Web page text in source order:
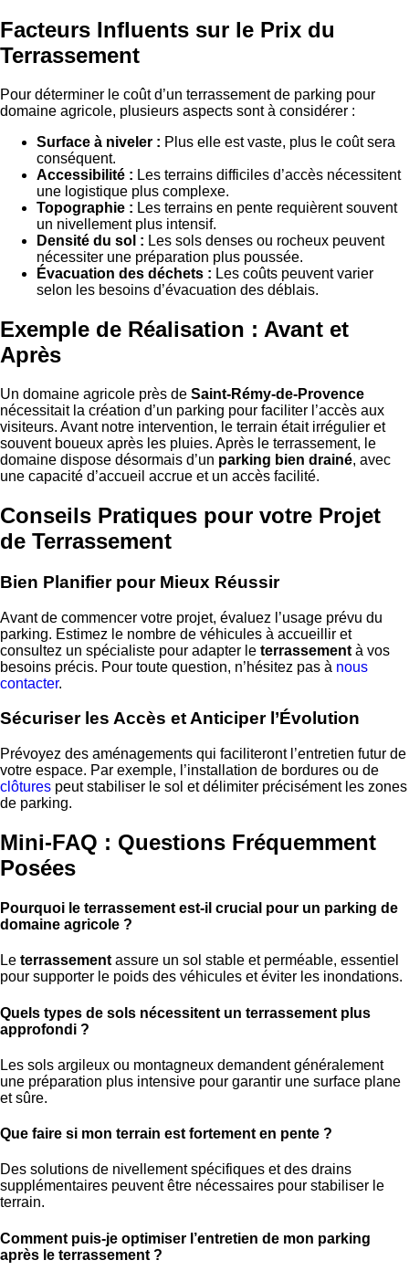
Facteurs Influents sur le Prix du
Terrassement
Pour déterminer le coût d’un terrassement de parking pour
domaine agricole, plusieurs aspects sont à considérer :
Surface à niveler : Plus elle est vaste, plus le coût sera
conséquent.
Accessibilité : Les terrains difficiles d’accès nécessitent
une logistique plus complexe.
Topographie : Les terrains en pente requièrent souvent
un nivellement plus intensif.
Densité du sol : Les sols denses ou rocheux peuvent
nécessiter une préparation plus poussée.
Évacuation des déchets : Les coûts peuvent varier
selon les besoins d’évacuation des déblais.
Exemple de Réalisation : Avant et
Après
Un domaine agricole près de Saint-Rémy-de-Provence
nécessitait la création d’un parking pour faciliter l’accès aux
visiteurs. Avant notre intervention, le terrain était irrégulier et
souvent boueux après les pluies. Après le terrassement, le
domaine dispose désormais d’un parking bien drainé, avec
une capacité d’accueil accrue et un accès facilité.
Conseils Pratiques pour votre Projet
de Terrassement
Bien Planifier pour Mieux Réussir
Avant de commencer votre projet, évaluez l’usage prévu du
parking. Estimez le nombre de véhicules à accueillir et
consultez un spécialiste pour adapter le terrassement à vos
besoins précis. Pour toute question, n’hésitez pas à nous
contacter.
Sécuriser les Accès et Anticiper l’Évolution
Prévoyez des aménagements qui faciliteront l’entretien futur de
votre espace. Par exemple, l’installation de bordures ou de
clôtures peut stabiliser le sol et délimiter précisément les zones
de parking.
Mini-FAQ : Questions Fréquemment
Posées
Pourquoi le terrassement est-il crucial pour un parking de
domaine agricole ?
Le terrassementassure un sol stable et perméable, essentiel
pour supporter le poids des véhicules et éviter les inondations.
Quels types de sols nécessitent un terrassement plus
approfondi ?
Les sols argileux ou montagneux demandent généralement
une préparation plus intensive pour garantir une surface plane
et sûre.
Que faire si mon terrain est fortement en pente ?
Des solutions de nivellement spécifiques et des drains
supplémentaires peuvent être nécessaires pour stabiliser le
terrain.
Comment puis-je optimiser l’entretien de mon parking
après le terrassement ?